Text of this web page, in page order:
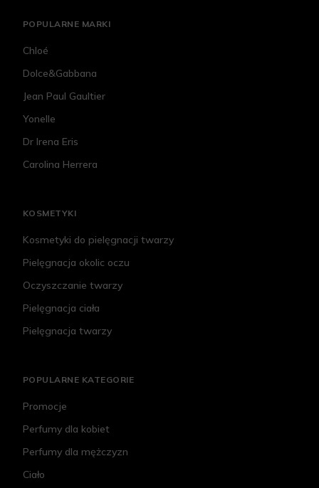
POPULARNE MARKI
Chloé
Dolce&Gabbana
Jean Paul Gaultier
Yonelle
Dr Irena Eris
Carolina Herrera
KOSMETYKI
Kosmetyki do pielęgnacji twarzy
Pielęgnacja okolic oczu
Oczyszczanie twarzy
Pielęgnacja ciała
Pielęgnacja twarzy
POPULARNE KATEGORIE
Promocje
Perfumy dla kobiet
Perfumy dla mężczyzn
Ciało